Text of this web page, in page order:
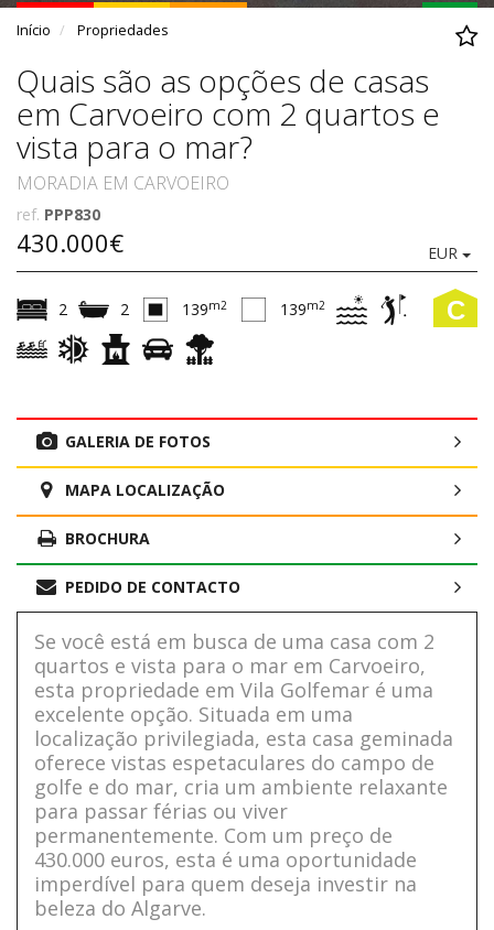
Início Propriedades
Quais são as opções de casas
em Carvoeiro com 2 quartos e
vista para o mar?
MORADIA EM CARVOEIRO
ref. PPP830
430.000€ EUR
C
2 2 139m2 139m2
GALERIA DE FOTOS
MAPA LOCALIZAÇÃO
BROCHURA
PEDIDO DE CONTACTO
Se você está em busca de uma casa com 2
quartos e vista para o mar em Carvoeiro,
esta propriedade em Vila Golfemar é uma
excelente opção. Situada em uma
localização privilegiada, esta casa geminada
oferece vistas espetaculares do campo de
golfe e do mar, cria um ambiente relaxante
para passar férias ou viver
permanentemente. Com um preço de
430.000 euros, esta é uma oportunidade
imperdível para quem deseja investir na
beleza do Algarve.